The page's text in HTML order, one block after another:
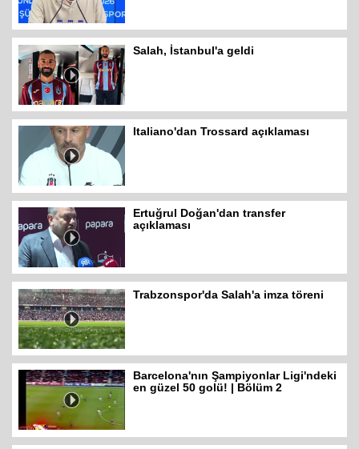
Salah, İstanbul'a geldi
Italiano'dan Trossard açıklaması
Ertuğrul Doğan'dan transfer
açıklaması
Trabzonspor'da Salah'a imza töreni
Barcelona'nın Şampiyonlar Ligi'ndeki
en güzel 50 golü! | Bölüm 2